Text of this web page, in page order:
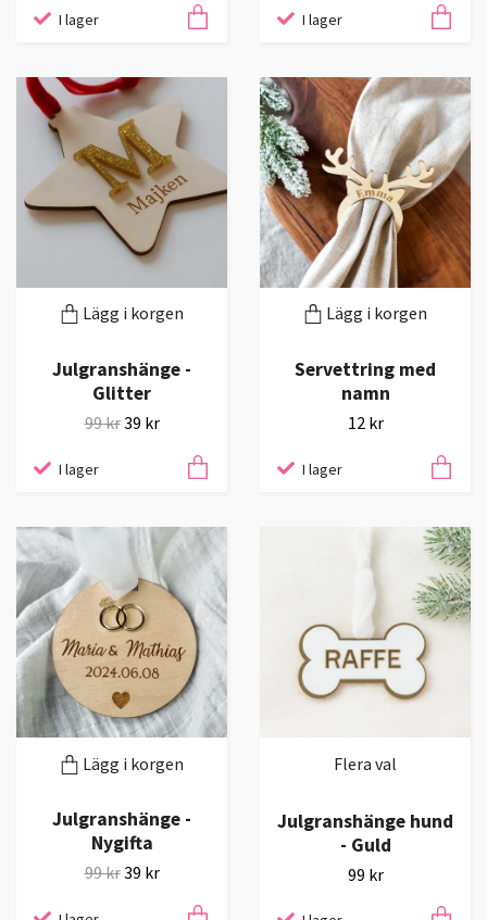
I lager I lager
Lägg i korgen
Julgranshänge -
Glitter
99 kr39 kr
I lager
Lägg i korgen
Servettring med
namn
12 kr
I lager
Lägg i korgen
Julgranshänge -
Nygifta
99 kr39 kr
Flera val
Julgranshänge hund
- Guld
99 kr